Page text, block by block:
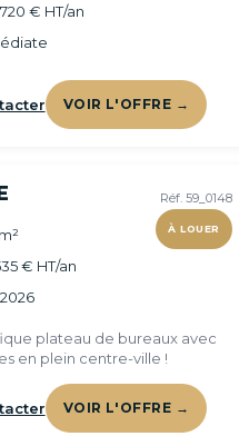
€ HT/an
VOIR L'OFFRE →
Réf. 59_0148
À LOUER
€ HT/an
plateau de bureaux avec
en plein centre-ville !
VOIR L'OFFRE →